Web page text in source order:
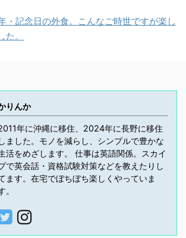
・記念日の外食。こんなご時世ですが楽し
た。
りんか
年に沖縄に移住、2024年に長野に移住
しました。モノを減らし、シンプルで豊かな
活をめざします。 仕事は英語関係。スカイ
で英会話・資格試験対策などを教えたりし
ます。在宅でぼちぼち楽しくやっていま
。